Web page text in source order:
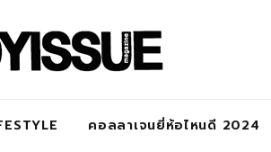
คอลลาเจนยี่ห้อไหนดี 2024